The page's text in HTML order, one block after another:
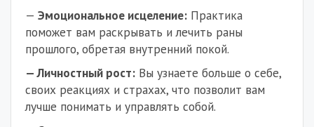
— Эмоциональное исцеление: Практика
поможет вам раскрывать и лечить раны
прошлого, обретая внутренний покой.
— Личностный рост: Вы узнаете больше о себе,
своих реакциях и страхах, что позволит вам
лучше понимать и управлять собой.